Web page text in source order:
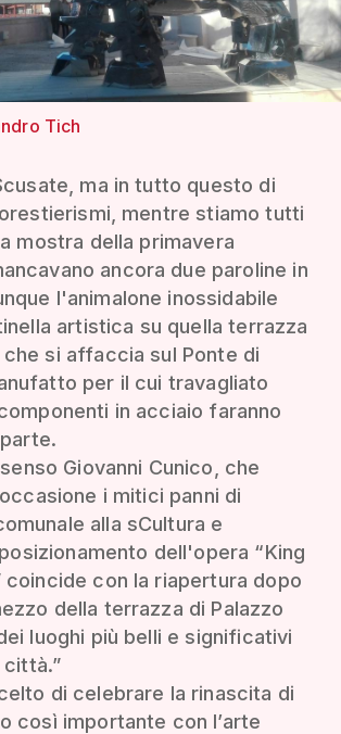
Tich
ma in tutto questo di
mentre stiamo tutti
mostra della primavera
ancora due paroline in
l'animalone inossidabile
artistica su quella terrazza
si affaccia sul Ponte di
per il cui travagliato
in acciaio faranno
Giovanni Cunico, che
i mitici panni di
alla sCultura e
dell'opera “King
coincide con la riapertura dopo
della terrazza di Palazzo
luoghi più belli e significativi
di celebrare la rinascita di
così importante con l’arte